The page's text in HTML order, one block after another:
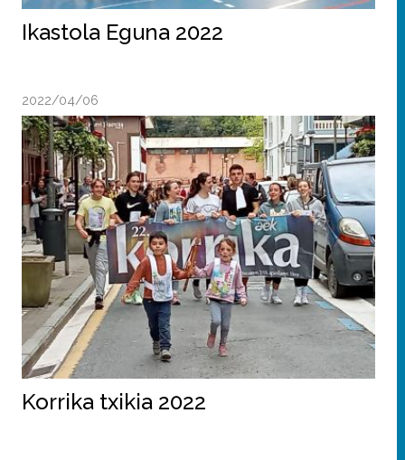
Ikastola Eguna 2022
2022/04/06
Korrika txikia 2022